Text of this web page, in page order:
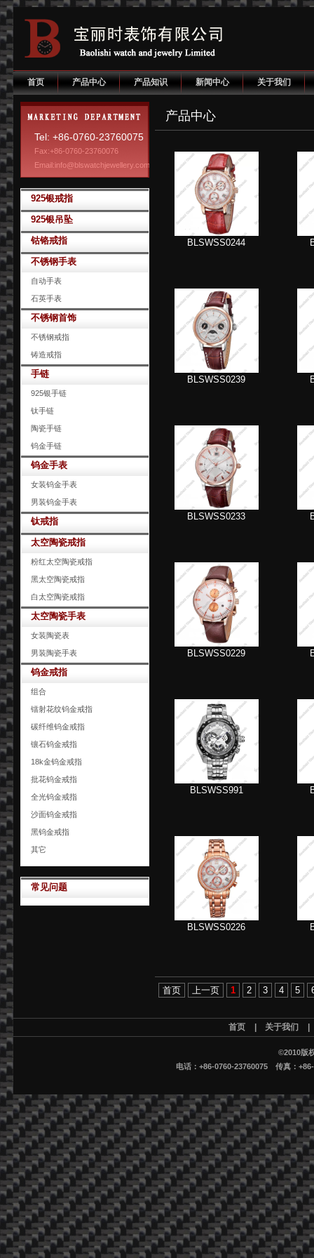
首页 产品中心 产品知识 新闻中心 关于我们
产品中心
BLSWSS0244
BLSWSS0239
BLSWSS0233
BLSWSS0229
BLSWSS991
BLSWSS0226
首页 上一页 1 2 3 4 5
Tel: +86-0760-23760075
Fax:+86-0760-23760076
Email:info@blswatchjewellery.com
925银戒指
925银吊坠
钴铬戒指
不锈钢手表
自动手表
石英手表
不锈钢首饰
不锈钢戒指
铸造戒指
手链
925银手链
钛手链
陶瓷手链
钨金手链
钨金手表
女装钨金手表
男装钨金手表
钛戒指
太空陶瓷戒指
粉红太空陶瓷戒指
黑太空陶瓷戒指
白太空陶瓷戒指
太空陶瓷手表
女装陶瓷表
男装陶瓷手表
钨金戒指
组合
镭射花纹钨金戒指
碳纤维钨金戒指
镶石钨金戒指
18k金钨金戒指
批花钨金戒指
全光钨金戒指
沙面钨金戒指
黑钨金戒指
其它
常见问题
首页 关于我们
©2010版
电话：+86-0760-23760075 传真：